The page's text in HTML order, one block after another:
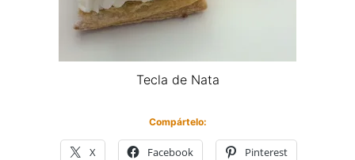
Tecla de Nata
Compártelo:
X Facebook Pinterest